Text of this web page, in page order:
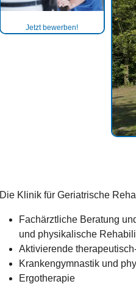
Jetzt bewerben!
Die Klinik für Geriatrische
Fachärztliche Beratung
und physikalische
Aktivierende
Krankengymnastik und
Ergotherapie